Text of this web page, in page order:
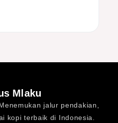
Mlaku
jalur pendakian,
kopi terbaik di Indonesia.